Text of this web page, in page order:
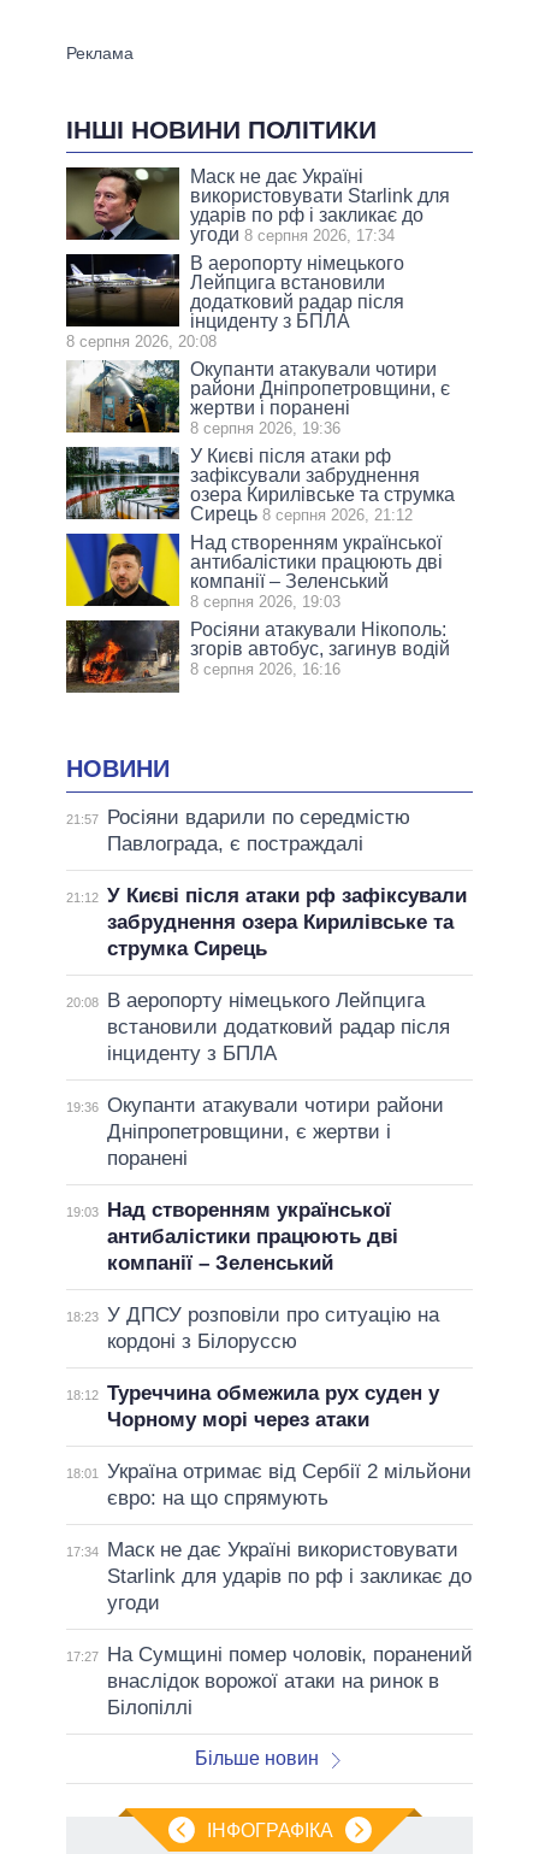
ІНШІ НОВИНИ ПОЛІТИКИ
Маск не дає Україні
використовувати Starlink для
ударів по рф і закликає до
угоди 8 серпня 2026, 17:34
В аеропорту німецького
Лейпцига встановили
додатковий радар після
інциденту з БПЛА
8 серпня 2026, 20:08
Окупанти атакували чотири
райони Дніпропетровщини, є
жертви і поранені
8 серпня 2026, 19:36
У Києві після атаки рф
зафіксували забруднення
озера Кирилівське та струмка
Сирець 8 серпня 2026, 21:12
Над створенням української
антибалістики працюють дві
компанії – Зеленський
8 серпня 2026, 19:03
Росіяни атакували Нікополь:
згорів автобус, загинув водій
8 серпня 2026, 16:16
НОВИНИ
21:57
Росіяни вдарили по середмістю
Павлограда, є постраждалі
21:12 У Києві після атаки рф зафіксували
забруднення озера Кирилівське та
струмка Сирець
20:08
В аеропорту німецького Лейпцига
встановили додатковий радар після
інциденту з БПЛА
19:36 Окупанти атакували чотири райони
Дніпропетровщини, є жертви і
поранені
19:03
Над створенням української
антибалістики працюють дві
компанії – Зеленський
18:23 У ДПСУ розповіли про ситуацію на
кордоні з Білоруссю
18:12 Туреччина обмежила рух суден у
Чорному морі через атаки
18:01
Україна отримає від Сербії 2 мільйони
євро: на що спрямують
17:34
Маск не дає Україні використовувати
Starlink для ударів по рф і закликає до
угоди
17:27
На Сумщині помер чоловік, поранений
внаслідок ворожої атаки на ринок в
Білопіллі
Більше новин
ІНФОГРАФІКА